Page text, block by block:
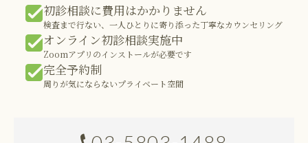
初診相談に費用はかかりません
検査まで行ない、一人ひとりに寄り添った丁寧なカウンセリング
オンライン初診相談実施中
Zoomアプリのインストールが必要です
完全予約制
周りが気にならないプライベート空間